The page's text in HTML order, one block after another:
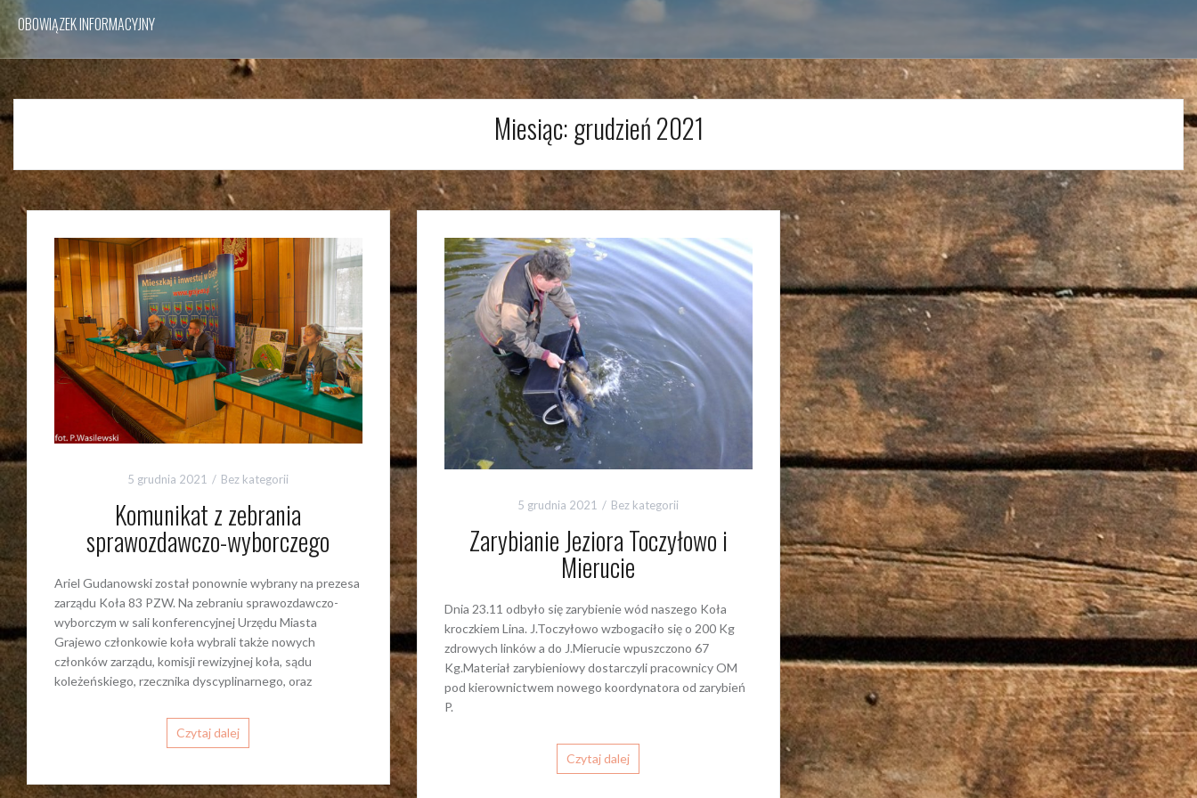
OBOWIĄZEK INFORMACYJNY
Miesiąc:grudzień 2021
5 grudnia 2021 Bez kategorii
Komunikat z zebrania
sprawozdawczo-wyborczego
Ariel Gudanowski został ponownie wybrany na prezesa
zarządu Koła 83 PZW. Na zebraniu sprawozdawczo-
wyborczym w sali konferencyjnej Urzędu Miasta
Grajewo członkowie koła wybrali także nowych
członków zarządu, komisji rewizyjnej koła, sądu
koleżeńskiego, rzecznika dyscyplinarnego, oraz
Czytaj dalej
5 grudnia 2021 Bez kategorii
Zarybianie Jeziora Toczyłowo i
Mierucie
Dnia 23.11 odbyło się zarybienie wód naszego Koła
kroczkiem Lina. J.Toczyłowo wzbogaciło się o 200 Kg
zdrowych linków a do J.Mierucie wpuszczono 67
Kg.Materiał zarybieniowy dostarczyli pracownicy OM
pod kierownictwem nowego koordynatora od zarybień
P.
Czytaj dalej